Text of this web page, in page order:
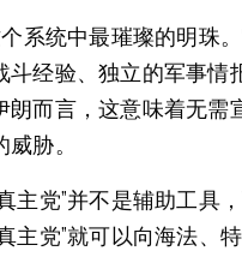
个系统中最璀璨的明珠
斗经验、独立的军事
朗而言，这意味着无
胁。
主党”并不是辅助工
主党”就可以向海法、